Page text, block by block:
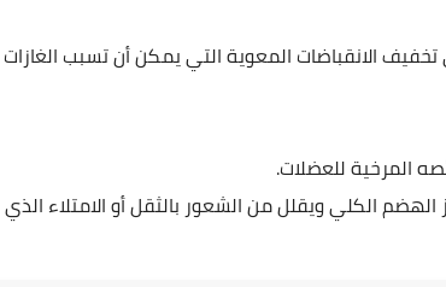
الانقباضات المعوية التي يمكن أن تسبب الغازات
المرخية للعضلات.
الكلي ويقلل من الشعور بالثقل أو الامتلاء الذي